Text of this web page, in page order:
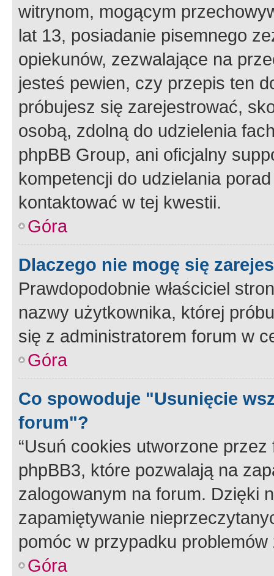
witrynom, mogącym
lat 13, posiadanie pisemnego
opiekunów, zezwalające na
jesteś pewien, czy przepis ten
próbujesz się zarejestrować,
osobą, zdolną do udzielenia
phpBB Group, ani oficjalny
kompetencji do udzielania
kontaktować w tej kwestii.
Góra
Dlaczego nie mogę się
Prawdopodobnie właściciel
nazwy użytkownika, której
się z administratorem forum w
Góra
Co spowoduje "Usunięcie
forum"?
“Usuń cookies utworzone
phpBB3, które pozwalają na
zalogowanym na forum. Dzięki
zapamiętywanie
pomóc w przypadku
Góra